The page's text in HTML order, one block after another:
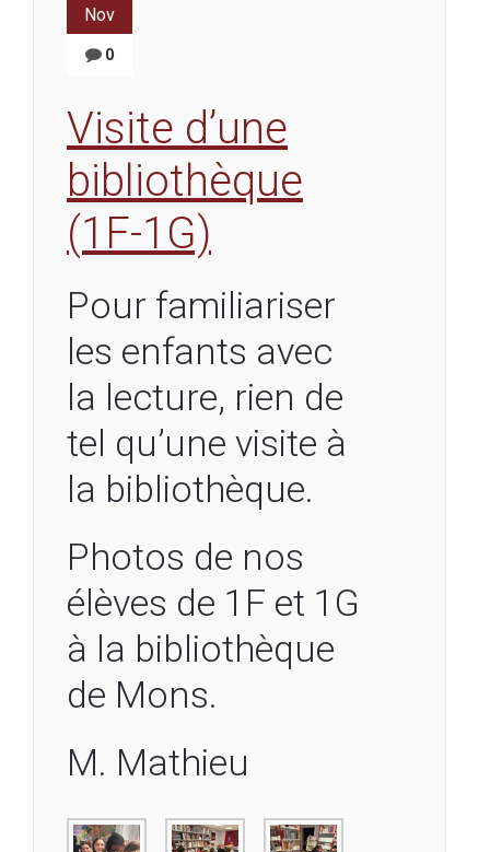
Nov
0
Visite d’une
bibliothèque
(1F-1G)
Pour familiariser
les enfants avec
la lecture, rien de
tel qu’une visite à
la bibliothèque.
Photos de nos
élèves de 1F et 1G
à la bibliothèque
de Mons.
M. Mathieu